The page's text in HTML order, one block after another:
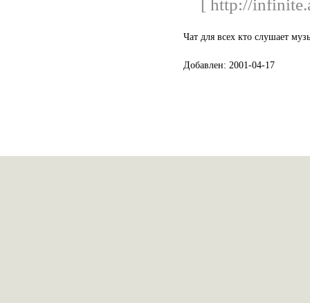
[ http://
Чат для всех кто слушает
Добавлен: 2001-04-17